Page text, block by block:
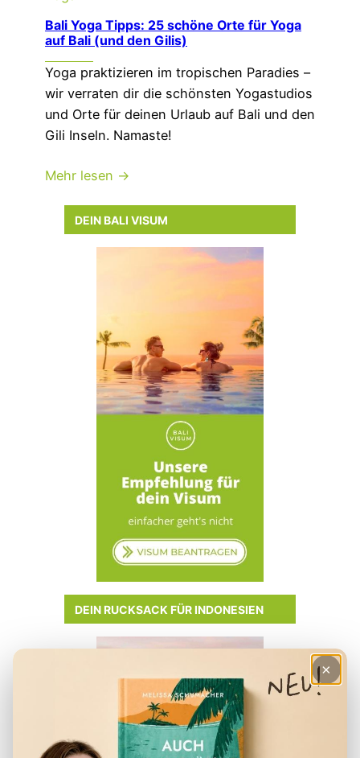
Bali Yoga Tipps: 25 schöne Orte für Yoga
auf Bali (und den Gilis)
Yoga praktizieren im tropischen Paradies –
wir verraten dir die schönsten Yogastudios
und Orte für deinen Urlaub auf Bali und den
Gili Inseln. Namaste!
Mehr lesen →
DEIN BALI VISUM
DEIN RUCKSACK FÜR INDONESIEN
×